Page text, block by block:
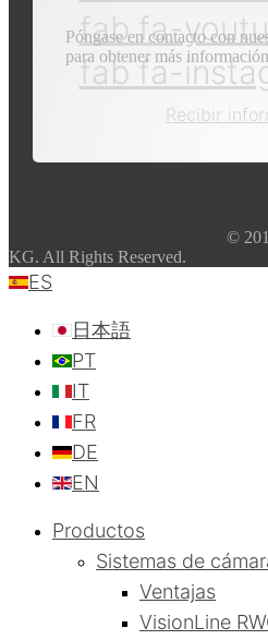
fab fa-
fab fa-
Póngase en contacto con
para obtener más
Recibir
©
KG. All Rights Reserved.
ES
日本語
PT
IT
FR
DE
EN
Productos
Sistemas de
Ventajas
VisionLine